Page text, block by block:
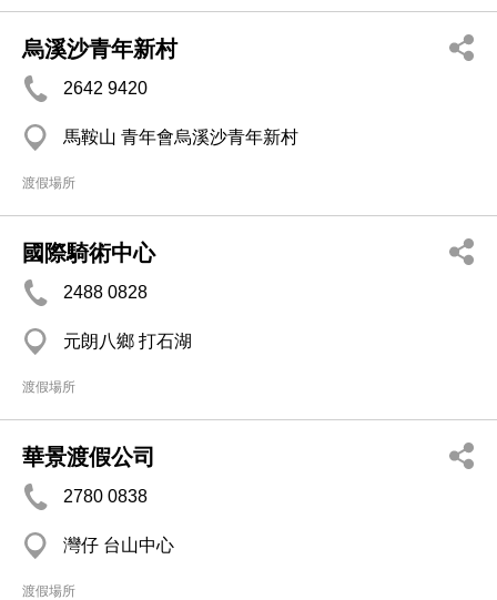
烏溪沙青年新村
2642 9420
馬鞍山 青年會烏溪沙青年新村
渡假場所
國際騎術中心
2488 0828
元朗八鄉 打石湖
渡假場所
華景渡假公司
2780 0838
灣仔 台山中心
渡假場所